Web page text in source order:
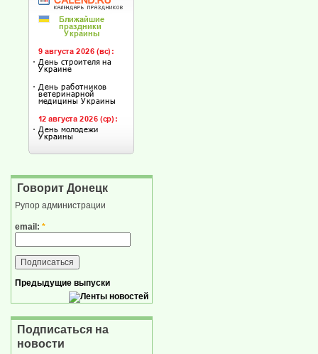
Говорит Донецк
Рупор администрации
email: *
Предыдущие выпуски
Подписаться на
новости